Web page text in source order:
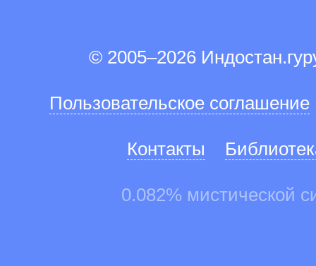
© 2005–2026
Пользовательское соглашение
Контакты
0.082% мистической